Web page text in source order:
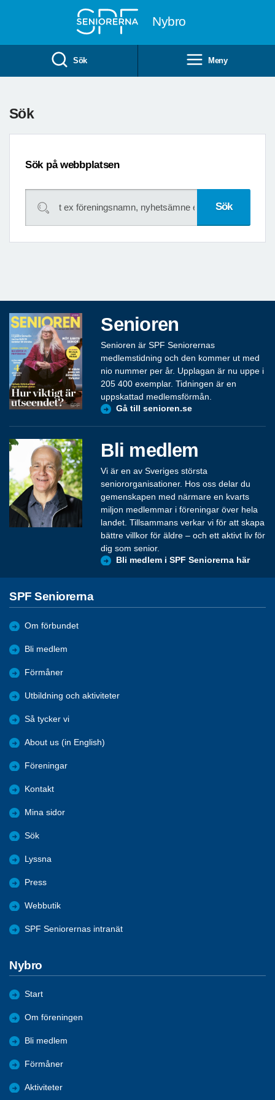
Nybro
Sök Meny
Sök
Sök på webbplatsen
Senioren
Senioren är SPF Seniorernas
medlemstidning och den kommer ut med
nio nummer per år. Upplagan är nu uppe i
205 400 exemplar. Tidningen är en
uppskattad medlemsförmån.
Gå till senioren.se
Bli medlem
Vi är en av Sveriges största
seniororganisationer. Hos oss delar du
gemenskapen med närmare en kvarts
miljon medlemmar i föreningar över hela
landet. Tillsammans verkar vi för att skapa
bättre villkor för äldre – och ett aktivt liv för
dig som senior.
Bli medlem i SPF Seniorerna här
SPF Seniorerna
Om förbundet
Bli medlem
Förmåner
Utbildning och aktiviteter
Så tycker vi
About us (in English)
Föreningar
Kontakt
Mina sidor
Sök
Lyssna
Press
Webbutik
SPF Seniorernas intranät
Nybro
Start
Om föreningen
Bli medlem
Förmåner
Aktiviteter